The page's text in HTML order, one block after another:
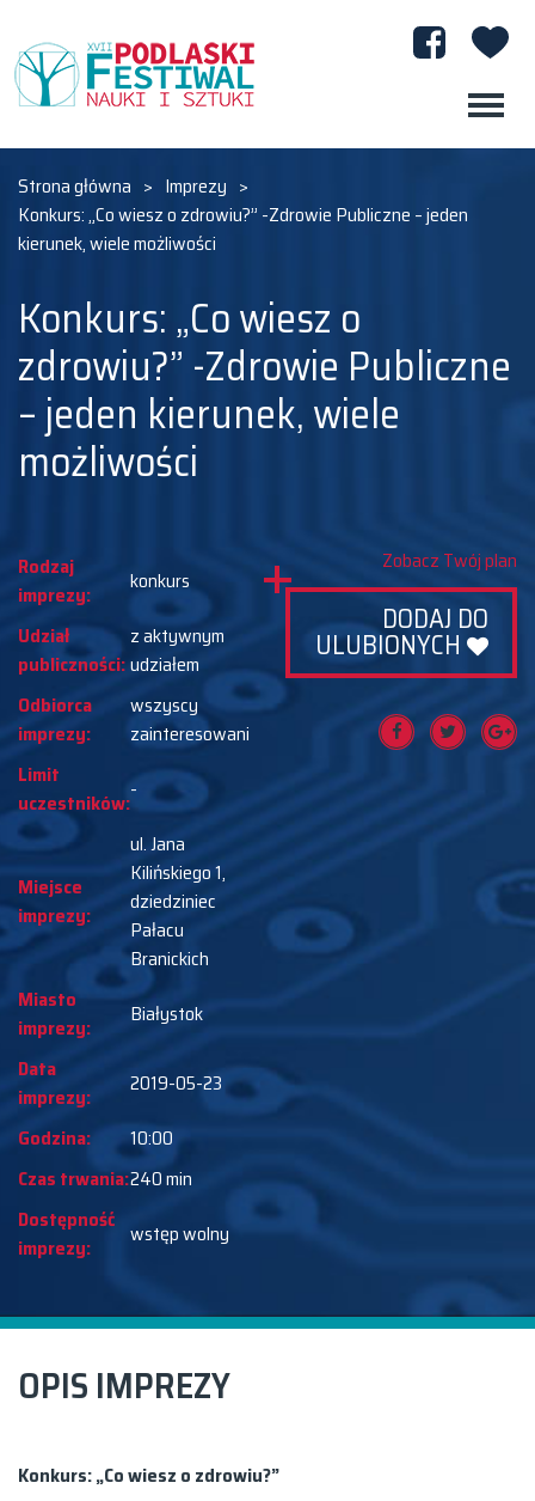
Strona główna > Imprezy >
Konkurs: „Co wiesz o zdrowiu?” -Zdrowie Publiczne – jeden
kierunek, wiele możliwości
Konkurs: „Co wiesz o
zdrowiu?” -Zdrowie Publiczne
– jeden kierunek, wiele
możliwości
Rodzaj
imprezy:
konkurs
Udział
publiczności:
z aktywnym
udziałem
Odbiorca
imprezy:
wszyscy
zainteresowani
Limit
uczestników:-
Miejsce
imprezy:
ul. Jana
Kilińskiego 1,
dziedziniec
Pałacu
Branickich
Miasto
imprezy:
Białystok
Data
imprezy:
2019-05-23
Godzina:
10:00
Czas trwania:240 min
Dostępność
imprezy:
wstęp wolny
Zobacz Twój plan
DODAJ DO
ULUBIONYCH
OPIS IMPREZY
Konkurs: „Co wiesz o zdrowiu?”